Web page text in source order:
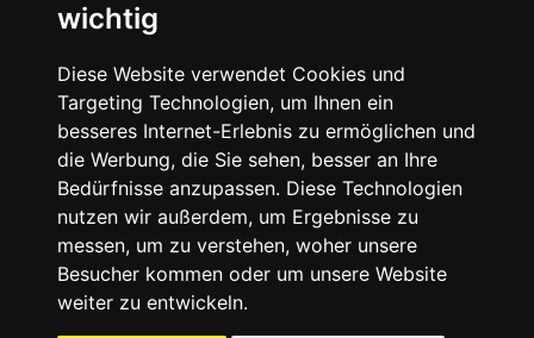
wichtig
Diese Website verwendet Cookies und
Targeting Technologien, um Ihnen ein
besseres Internet-Erlebnis zu ermöglichen und
die Werbung, die Sie sehen, besser an Ihre
Bedürfnisse anzupassen. Diese Technologien
nutzen wir außerdem, um Ergebnisse zu
messen, um zu verstehen, woher unsere
Besucher kommen oder um unsere Website
weiter zu entwickeln.
Instagram
Facebook
© 2024 SNEAKERᴰᴱ, All rights reserved.
Impressum Datenschutz